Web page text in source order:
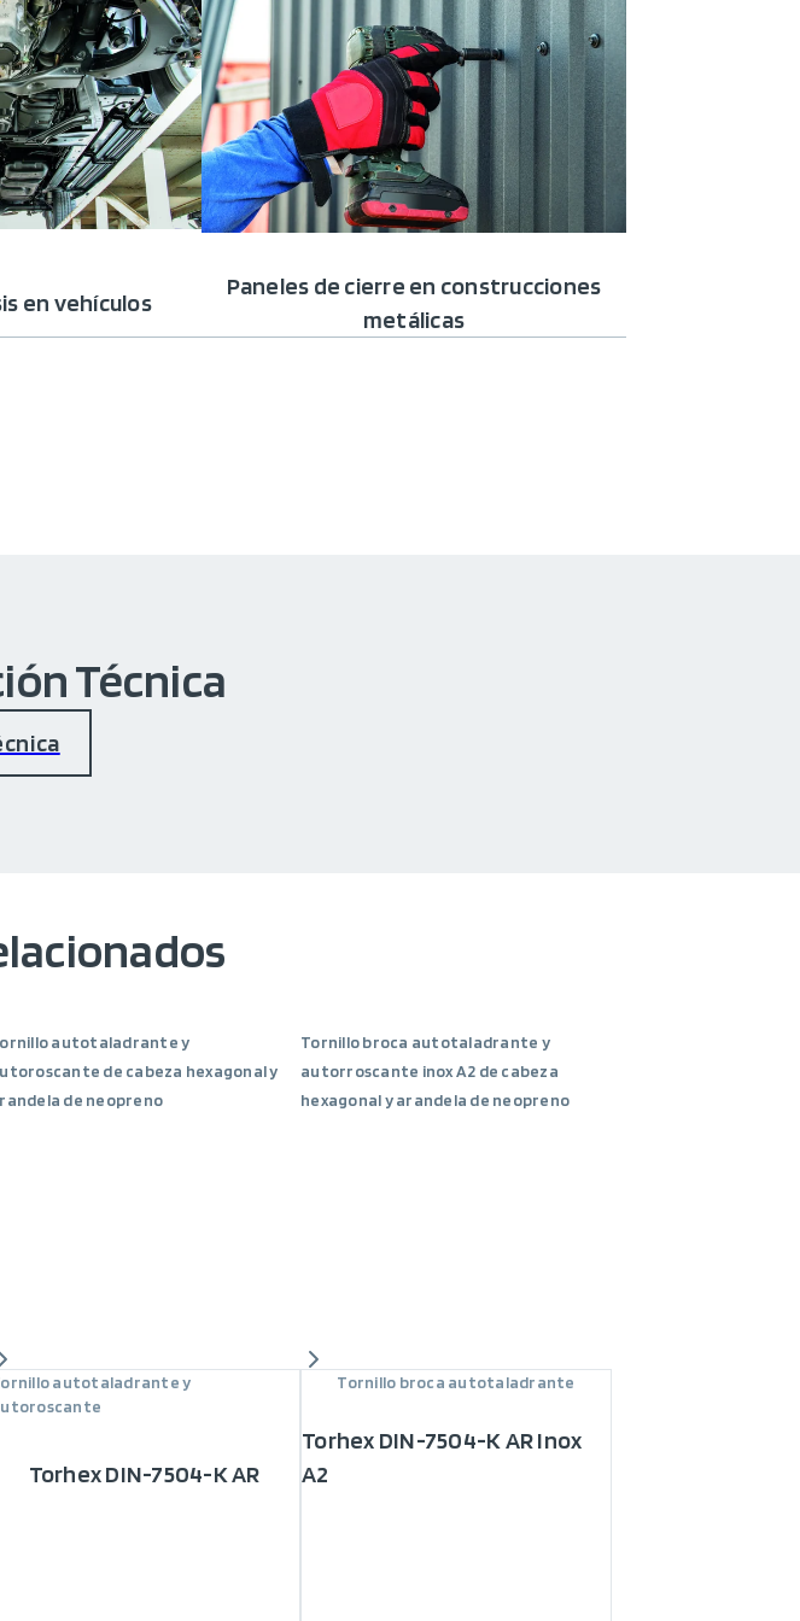
en vehículos
Paneles de cierre en construcciones
metálicas
Técnica
autotaladrante y
de cabeza hexagonal y
de neopreno
autotaladrante y
Torhex DIN-7504-K AR
Tornillo broca autotaladrante y
autorroscante inox A2 de cabeza
hexagonal y arandela de neopreno
Tornillo broca autotaladrante
Torhex DIN-7504-K AR Inox
A2